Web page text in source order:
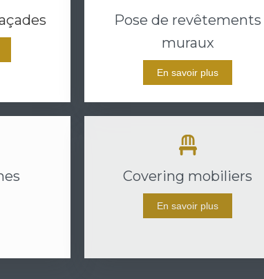
Pose de revêtements
muraux
En savoir plus
Covering mobiliers
En savoir plus